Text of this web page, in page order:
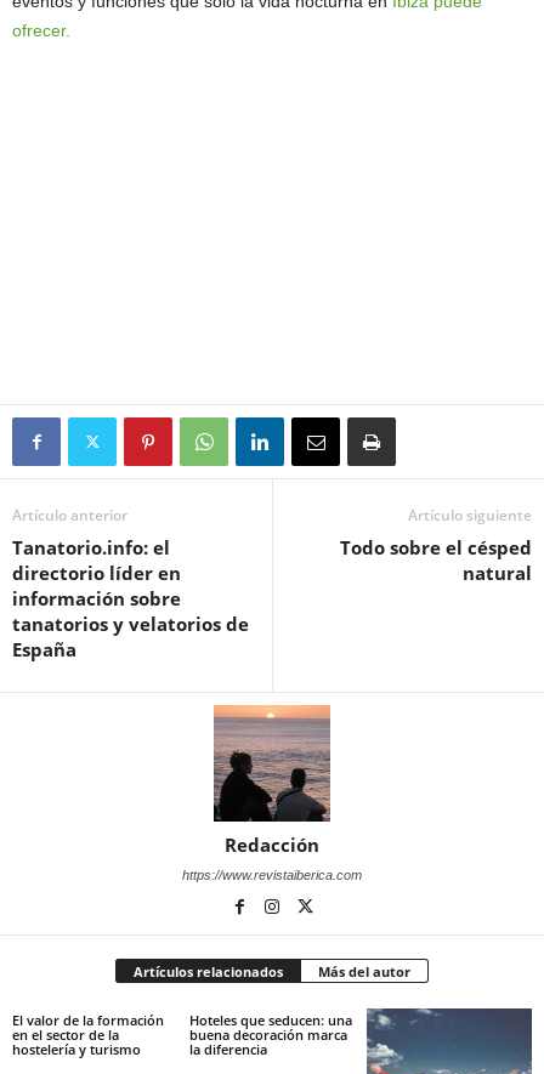
ofrecer.
Artículo anterior
Tanatorio.info: el
directorio líder en
información sobre
tanatorios y velatorios de
España
Artículo siguiente
Todo sobre el césped
natural
Redacción
https://www.revistaiberica.com
Artículos relacionados Más del autor
El valor de la formación
en el sector de la
hostelería y turismo
Hoteles que seducen: una
buena decoración marca
la diferencia